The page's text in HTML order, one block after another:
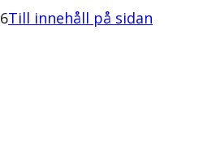
Till innehåll på sidan